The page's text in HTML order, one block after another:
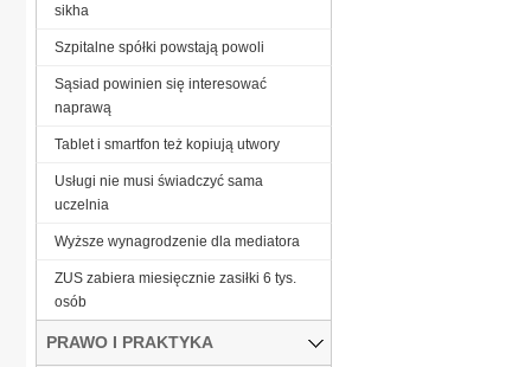
sikha
Szpitalne spółki powstają powoli
Sąsiad powinien się interesować
naprawą
Tablet i smartfon też kopiują utwory
Usługi nie musi świadczyć sama
uczelnia
Wyższe wynagrodzenie dla mediatora
ZUS zabiera miesięcznie zasiłki 6 tys.
osób
PRAWO I PRAKTYKA